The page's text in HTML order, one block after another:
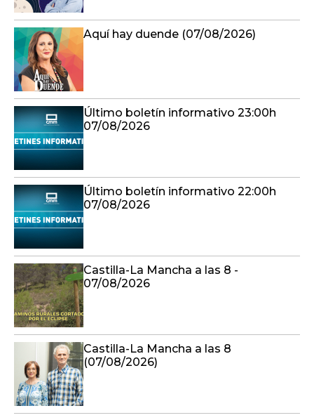
Aquí hay duende (07/08/2026)
Último boletín informativo 23:00h
07/08/2026
Último boletín informativo 22:00h
07/08/2026
Castilla-La Mancha a las 8 -
07/08/2026
Castilla-La Mancha a las 8
(07/08/2026)